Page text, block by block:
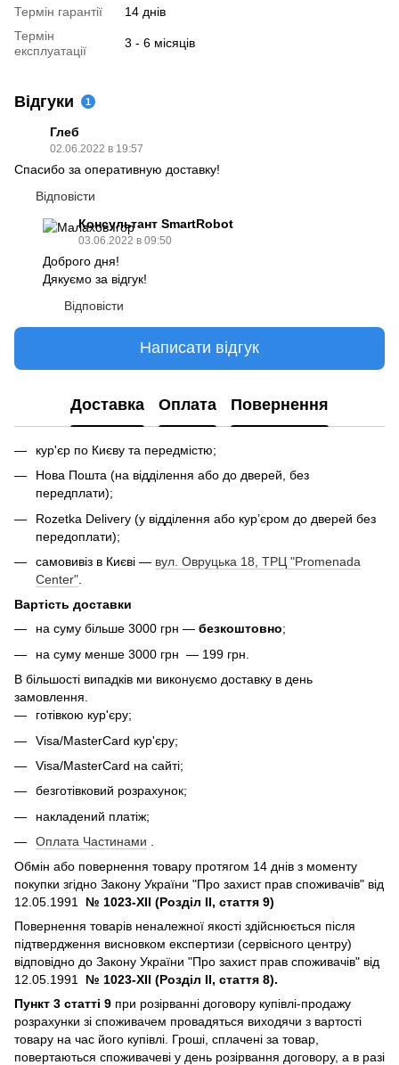
Термін гарантії
14 днів
Термін
експлуатації
3 - 6 місяців
Відгуки 1
Глеб
02.06.2022 в 19:57
Спасибо за оперативную доставку!
Відповісти
Консультант SmartRobot
03.06.2022 в 09:50
Доброго дня!
Дякуємо за відгук!
Відповісти
Написати відгук
Доставка Оплата Повернення
кур'єр по Києву та передмістю;
Нова Пошта (на відділення або до дверей, без
передплати);
Rozetka Delivery (у відділення або кур’єром до дверей без
передоплати);
самовивіз в Києві — вул. Овруцька 18, ТРЦ "Promenada
Center"
Вартість доставки
на суму більше 3000 грн — безкоштовно;
на суму менше 3000 грн — 199 грн.
В більшості випадків ми виконуємо доставку в день
замовлення.
готівкою кур'єру;
Visa/MasterCard кур'єру;
Visa/MasterCard на сайті;
безготівковий розрахунок;
накладений платіж;
Оплата Частинами
Обмін або повернення товару протягом 14 днів з моменту
покупки згідно Закону України "Про захист прав споживачів" від
12.05.1991 № 1023-XII (Розділ II, стаття 9)
Повернення товарів неналежної якості здійснюється після
підтвердження висновком експертизи (сервісного центру)
відповідно до Закону України "Про захист прав споживачів" від
12.05.1991 № 1023-XII (Розділ II, стаття 8).
Пункт 3 статті 9 при розірванні договору купівлі-продажу
розрахунки зі споживачем провадяться виходячи з вартості
товару на час його купівлі. Гроші, сплачені за товар,
повертаються споживачеві у день розірвання договору, а в разі